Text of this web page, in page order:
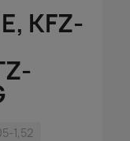
KFZ-
1,52